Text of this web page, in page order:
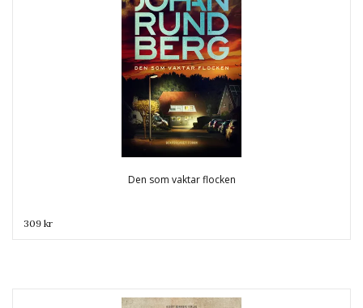
Den som vaktar flocken
309 kr